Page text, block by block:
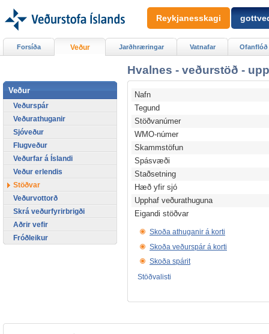
Hvalnes - veðurstöð -
Nafn
Tegund
Stöðvanúmer
WMO-númer
Skammstöfun
Spásvæði
Staðsetning
Hæð yfir sjó
Upphaf veðurathuguna
Eigandi stöðvar
Skoða athuganir á korti
Skoða veðurspár á korti
Skoða spárit
Stöðvalisti
Forsíða Veður Jarðhræringar Vatnafar Ofanflóð
Veður
Veðurspár
Veðurathuganir
Sjóveður
Flugveður
Veðurfar á Íslandi
Veður erlendis
Stöðvar
Veðurvottorð
Skrá veðurfyrirbrigði
Aðrir vefir
Fróðleikur
Reykjanesskagi